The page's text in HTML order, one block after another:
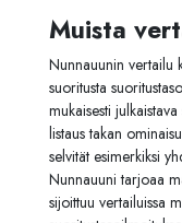
Muista
Nunnauunin vertailu
suoritusta
mukaisesti
listaus takan
selvität esimerkiksi
Nunnauuni tarjoaa
sijoittuu vertailuissa